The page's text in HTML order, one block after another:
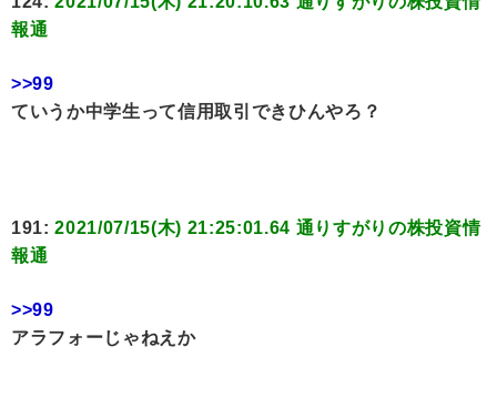
報通
>>99
ていうか中学生って信用取引できひんやろ？
191:2021/07/15(木) 21:25:01.64 通りすがりの株投資情
報通
>>99
アラフォーじゃねえか